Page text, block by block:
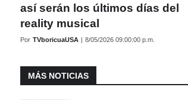
así serán los últimos días del
reality musical
Por TVboricuaUSA | 8/05/2026 09:00:00 p.m.
MÁS NOTICIAS